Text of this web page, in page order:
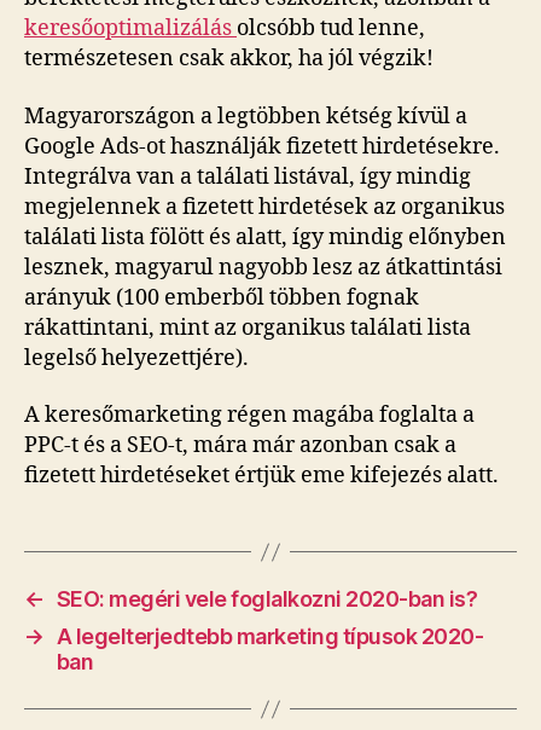
keresőoptimalizálás olcsóbb tud lenne,
természetesen csak akkor, ha jól végzik!
Magyarországon a legtöbben kétség kívül a
Google Ads-ot használják fizetett hirdetésekre.
Integrálva van a találati listával, így mindig
megjelennek a fizetett hirdetések az organikus
találati lista fölött és alatt, így mindig előnyben
lesznek, magyarul nagyobb lesz az átkattintási
arányuk (100 emberből többen fognak
rákattintani, mint az organikus találati lista
legelső helyezettjére).
A keresőmarketing régen magába foglalta a
PPC-t és a SEO-t, mára már azonban csak a
fizetett hirdetéseket értjük eme kifejezés alatt.
← SEO: megéri vele foglalkozni 2020-ban is?
→
A legelterjedtebb marketing típusok 2020-
ban